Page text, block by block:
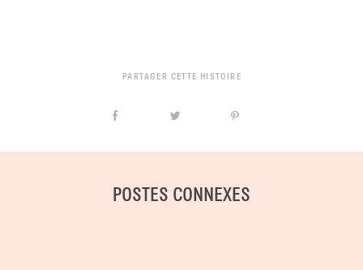
PARTAGER CETTE HISTOIRE
POSTES CONNEXES